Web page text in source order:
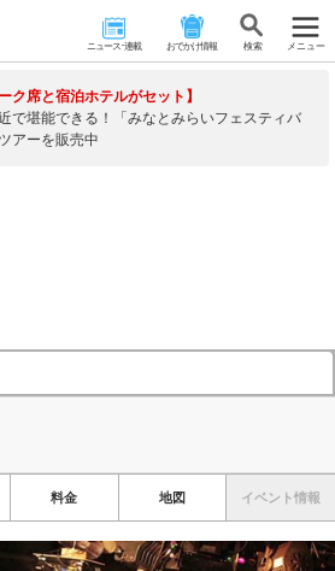
ニュース･連載 おでかけ情報 検 索 メニュー
ク席と宿泊ホテルがセット】
で堪能できる！「みなとみらいフェスティバ
アーを販売中
料金 地図 イベント情報